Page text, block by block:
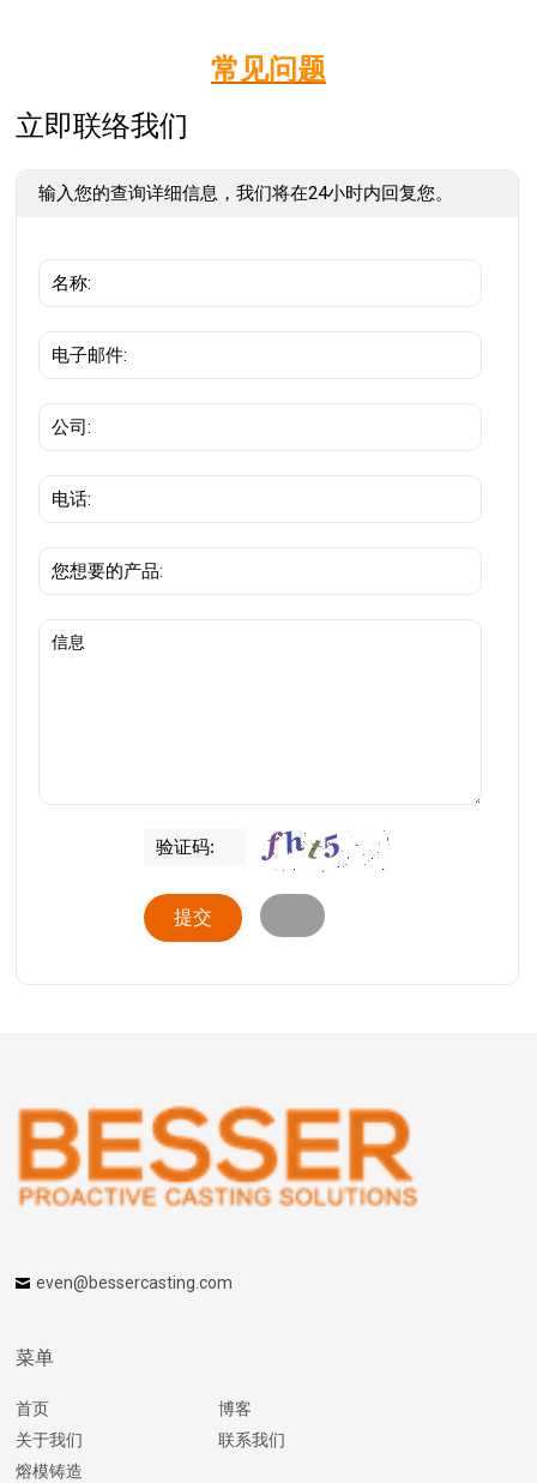
常见问题
立即联络我们
输入您的查询详细信息，我们将在24小时内回复您。
even@bessercasting.com
菜单
首页
关于我们
熔模铸造
博客
联系我们